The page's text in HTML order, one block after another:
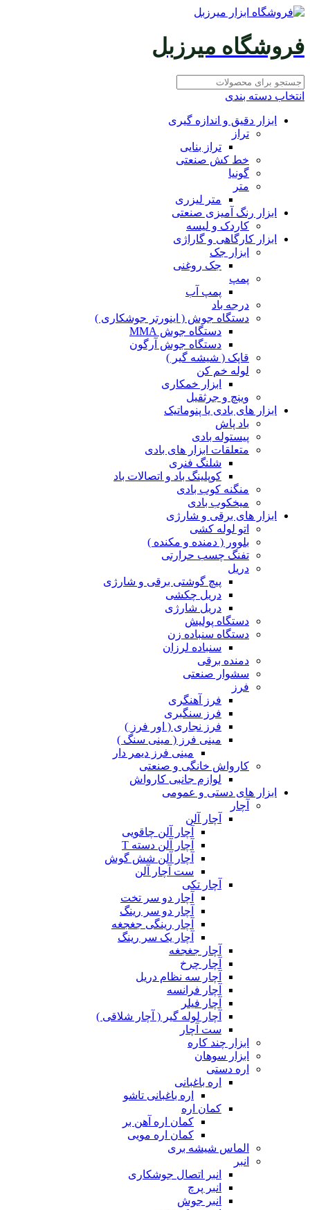
فروشگاه میرزبل
انتخاب دسته بندی
ابزار دقیق و اندازه گیری
تراز
تراز بنایی
خط کش صنعتی
گونیا
متر
متر لیزری
ابزار رنگ آمیزی صنعتی
کاردک و لیسه
ابزار کارگاهی و گاراژی
ابزار جک
جک روغنی
پمپ
پمپ آب
درجه باد
دستگاه جوش ( اینورتر جوشکاری )
دستگاه جوش MMA
دستگاه جوش آرگون
قاپک ( شیشه گیر )
لوله خم کن
ابزار خمکاری
وینچ و جرثقیل
ابزار های بادی یا پنوماتیک
باد پاش
پیستوله بادی
متعلقات ابزار های بادی
شلنگ فنری
کوپلینگ باد و اتصالات باد
منگنه کوب بادی
میخکوب بادی
ابزار های برقی و شارژی
اتو لوله کشی
بلوور ( دمنده و مکنده )
تفنگ چسب حرارتی
دریل
پیچ گوشتی برقی و شارژی
دریل چکشی
دریل شارژی
دستگاه پولیش
دستگاه سنباده زن
سنباده لرزان
دمنده برقی
سشوار صنعتی
فرز
فرز آهنگری
فرز سنگبری
فرز نجاری ( اور فرز )
مینی فرز ( مینی سنگ )
مینی فرز دیمر دار
کارواش خانگی و صنعتی
لوازم جانبی کارواش
ابزار های دستی و عمومی
آچار
آچار آلن
آچار آلن چاقویی
آچار آلن دسته T
آچار آلن شش گوش
ست آچار آلن
آچار تکی
آچار دو سر تخت
آچار دو سر رینگ
آچار رینگی جغجغه
آچار یک سر رینگ
آچار جغجغه
آچار چرخ
آچار سه نظام دریل
آچار فرانسه
آچار فیلر
آچار لوله گیر ( آچار شلاقی )
ست آچار
ابزار چند کاره
ابزار سوهان
اره دستی
اره باغبانی
اره باغبانی تاشو
کمان اره
کمان اره آهن بر
کمان اره مویی
الماس شیشه بری
انبر
انبر اتصال جوشکاری
انبر پرچ
انبر جوش